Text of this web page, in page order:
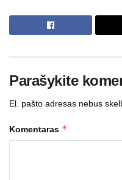
Parašykite
El. pašto adresas nebus
Komentaras *